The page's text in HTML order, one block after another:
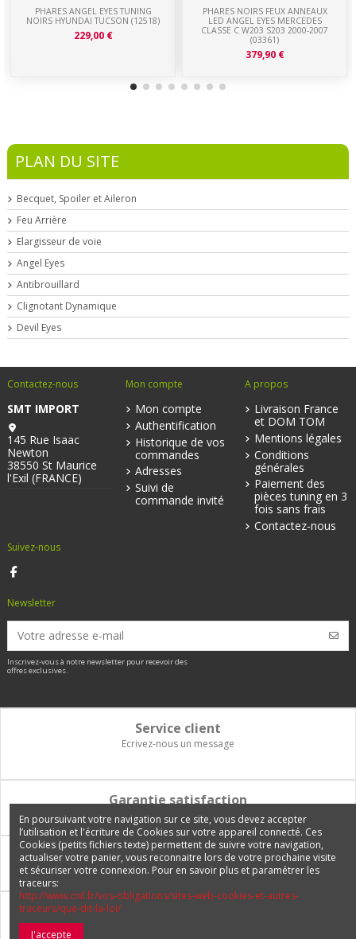
PHARES ANGEL EYES TUNING
NOIRS HYUNDAI TUCSON (12518)
229,00 €
PHARES NOIRS FEUX ANNEAUX
LED ANGEL EYES MERCEDES
CLASSE C W203 S203 2000-2007
(03361)
379,90 €
PLAN DU SITE
Becquet, Spoiler et Aileron
Feu Arrière
Elargisseur de voie
Angel Eyes
Antibrouillard
Clignotant Dynamique
Devil Eyes
Contactez-nous
SMT IMPORT
145 Rue Isaac
Newton
38550 St Maurice
l'Exil (FRANCE)
Mon compte
Mon compte
Authentification
Historique de vos
commandes
Adresses
Suivi de
commande invité
A propos
Livraison France
et DOM TOM
Mentions légales
Conditions
générales
Paiement des
pièces tuning en 3
fois sans frais
Contactez-nous
Suivez-nous
Newsletter
Inscrivez-vous à notre newsletter pour recevoir des
offres exclusives.
Service client
Ecrivez-nous un message
Garantie satisfaction
Vous disposez de 14 jours pour changer d'avis et être remboursé
Paiement 100% sécurisé
Carte bancaire, PayPal, 3 fois sans frais, virement bancaire
Livraison Internationale
Expédition en France, en Europe et vers tous les DOM-TOM
En poursuivant votre navigation sur ce site, vous devez accepter
l’utilisation et l'écriture de Cookies sur votre appareil connecté. Ces
Cookies (petits fichiers texte) permettent de suivre votre navigation,
actualiser votre panier, vous reconnaitre lors de votre prochaine visite
et sécuriser votre connexion. Pour en savoir plus et paramétrer les
traceurs:
http://www.cnil.fr/vos-obligations/sites-web-cookies-et-autres-
traceurs/que-dit-la-loi/
J'accepte